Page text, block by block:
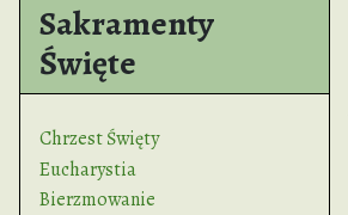
Sakramenty
Święte
Chrzest Święty
Eucharystia
Bierzmowanie